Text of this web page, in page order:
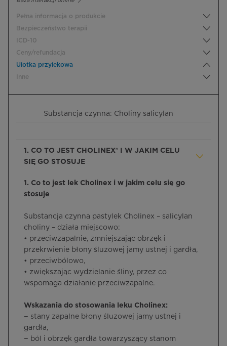
Pełna informacja o produkcie
Bezpieczeństwo terapii
ICD-10
Ceny/refundacja
Ulotka przylekowa
Inne
Substancja czynna: Choliny salicylan
1. CO TO JEST CHOLINEX® I W JAKIM CELU
SIĘ GO STOSUJE
1. Co to jest lek Cholinex i w jakim celu się go
stosuje
Substancja czynna pastylek Cholinex – salicylan
choliny – działa miejscowo:
• przeciwzapalnie, zmniejszając obrzęk i
przekrwienie błony śluzowej jamy ustnej i gardła,
• przeciwbólowo,
• zwiększając wydzielanie śliny, przez co
wspomaga działanie przeciwzapalne.
Wskazania do stosowania leku Cholinex:
− stany zapalne błony śluzowej jamy ustnej i
gardła,
− ból i obrzęk gardła towarzyszący stanom